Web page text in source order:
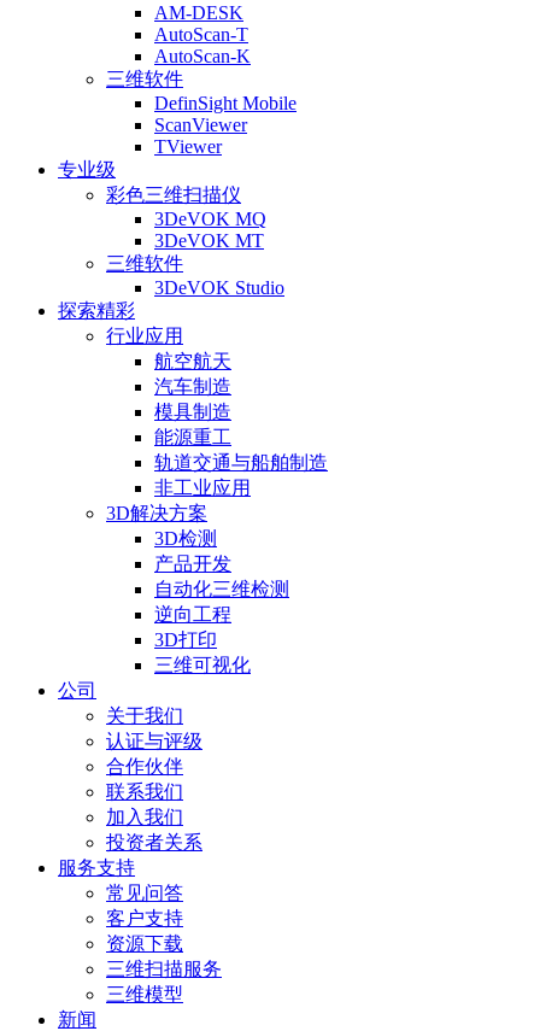
AM-DESK
AutoScan-T
AutoScan-K
三维软件
DefinSight Mobile
ScanViewer
TViewer
专业级
彩色三维扫描仪
3DeVOK MQ
3DeVOK MT
三维软件
3DeVOK Studio
探索精彩
行业应用
航空航天
汽车制造
模具制造
能源重工
轨道交通与船舶制造
非工业应用
3D解决方案
3D检测
产品开发
自动化三维检测
逆向工程
3D打印
三维可视化
公司
关于我们
认证与评级
合作伙伴
联系我们
加入我们
投资者关系
服务支持
常见问答
客户支持
资源下载
三维扫描服务
三维模型
新闻